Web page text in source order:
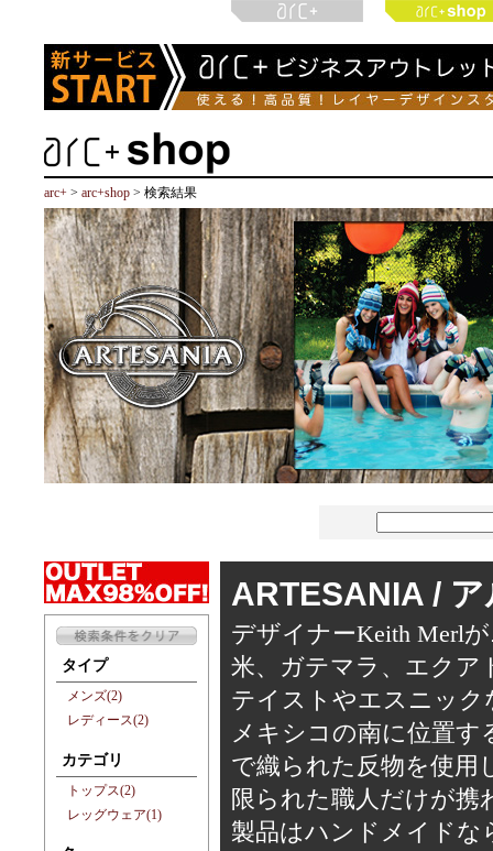
arc+ > arc+shop > 検索結果
タイプ
メンズ(2)
レディース(2)
カテゴリ
トップス(2)
レッグウェア(1)
ARTESANIA /
デザイナーKeith Merl
米、ガテマラ、エクア
テイストやエスニック
メキシコの南に位置す
で織られた反物を使用
限られた職人だけが携
製品はハンドメイドな